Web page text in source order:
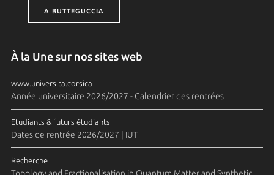
A BUTTEGUCCIA
À la Une sur nos sites web
www.universita.corsica
Année universitaire 2026/2027 - Calendrier des rentrées
Etudiants & futurs étudiants
Dates de rentrée 2026/2027 | IUT
Recherche